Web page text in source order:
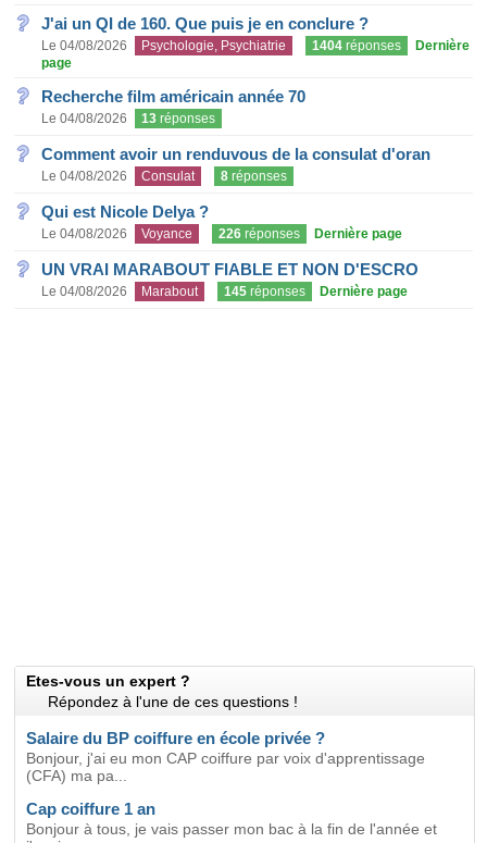
J'ai un QI de 160. Que puis je en conclure ?
Le 04/08/2026 Psychologie, Psychiatrie 1404 réponses
Dernière
page
Recherche film américain année 70
Le 04/08/2026 13 réponses
Comment avoir un renduvous de la consulat d'oran
Le 04/08/2026 Consulat 8 réponses
Qui est Nicole Delya ?
Le 04/08/2026 Voyance 226 réponses Dernière page
UN VRAI MARABOUT FIABLE ET NON D'ESCRO
Le 04/08/2026 Marabout 145 réponses Dernière page
Etes-vous un expert ?
Répondez à l'une de ces questions !
Salaire du BP coiffure en école privée ?
Bonjour, j'ai eu mon CAP coiffure par voix d'apprentissage
(CFA) ma pa...
Cap coiffure 1 an
Bonjour à tous, je vais passer mon bac à la fin de l'année et